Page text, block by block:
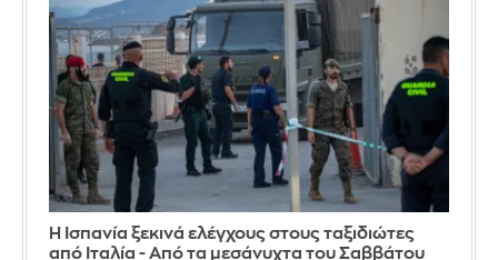
Η Ισπανία ξεκινά ελέγχους στους ταξιδιώτες
από Ιταλία - Από τα μεσάνυχτα του Σαββάτου